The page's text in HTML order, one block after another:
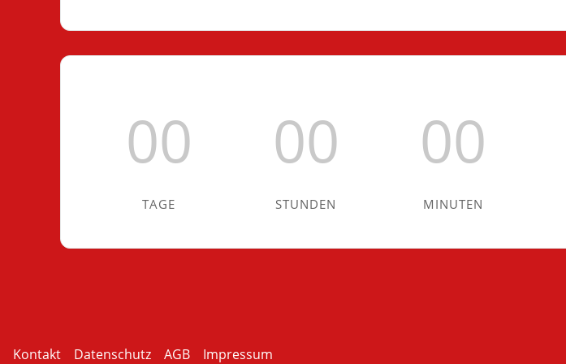
00
TAGE
00
STUNDEN
00
MINUTEN
Kontakt Datenschutz AGB Impressum